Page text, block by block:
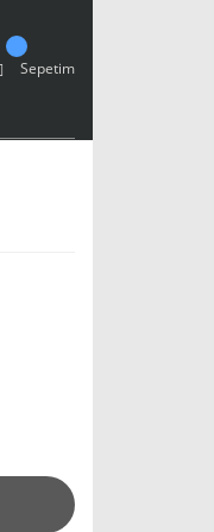
Sepetim